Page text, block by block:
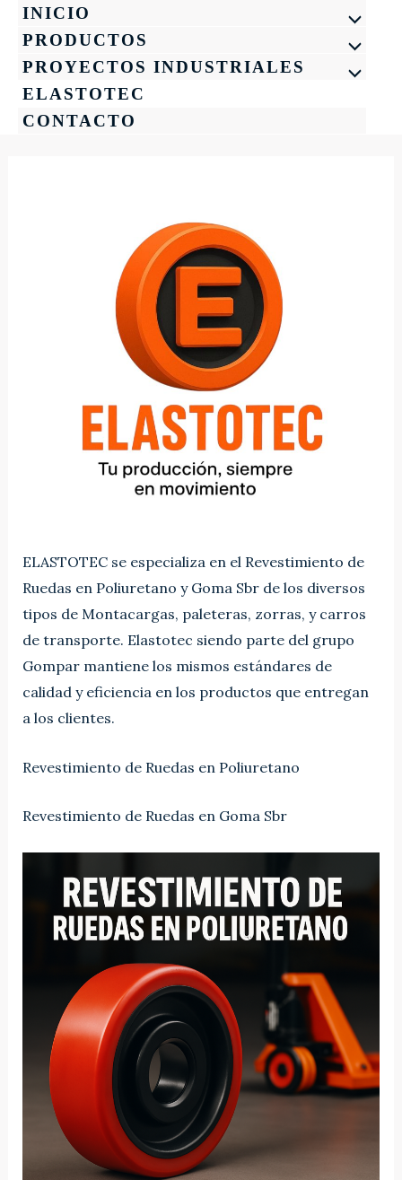
contenido
INICIO
PRODUCTOS
PROYECTOS INDUSTRIALES
ELASTOTEC
CONTACTO
ELASTOTEC se especializa en el Revestimiento de
Ruedas en Poliuretano y Goma Sbr de los diversos
tipos de Montacargas, paleteras, zorras, y carros
de transporte. Elastotec siendo parte del grupo
Gompar mantiene los mismos estándares de
calidad y eficiencia en los productos que entregan
a los clientes.
Revestimiento de Ruedas en Poliuretano
Revestimiento de Ruedas en Goma Sbr